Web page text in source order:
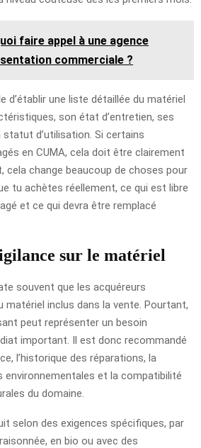
faire appel à une agence
commerciale ?
d’établir une liste détaillée du matériel
son état d’entretien, ses
d’utilisation. Si certains
en CUMA, cela doit être clairement
cela change beaucoup de choses pour
tu achètes réellement, ce qui est libre
et ce qui devra être remplacé
sur le matériel
souvent que les acquéreurs
matériel inclus dans la vente. Pourtant,
peut représenter un besoin
important. Il est donc recommandé
l’historique des réparations, la
et la compatibilité
du domaine.
selon des exigences spécifiques, par
en bio ou avec des